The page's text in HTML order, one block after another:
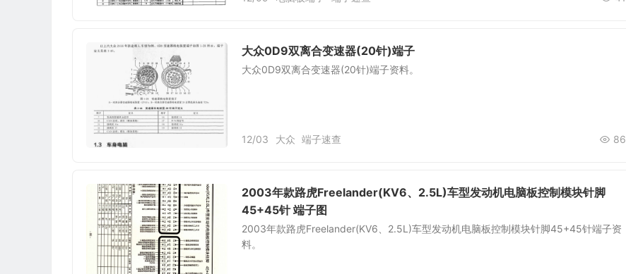
大众0D9双离合变速器(20针)端子
大众0D9双离合变速器(20针)端子资料。
12/03 86
大众 端子速查
2003年款路虎Freelander(KV6、2.5L)车型发动机电脑板控制模块针脚
45+45针 端子图
2003年款路虎Freelander(KV6、2.5L)车型发动机电脑板控制模块针脚45+45针端子资
料。